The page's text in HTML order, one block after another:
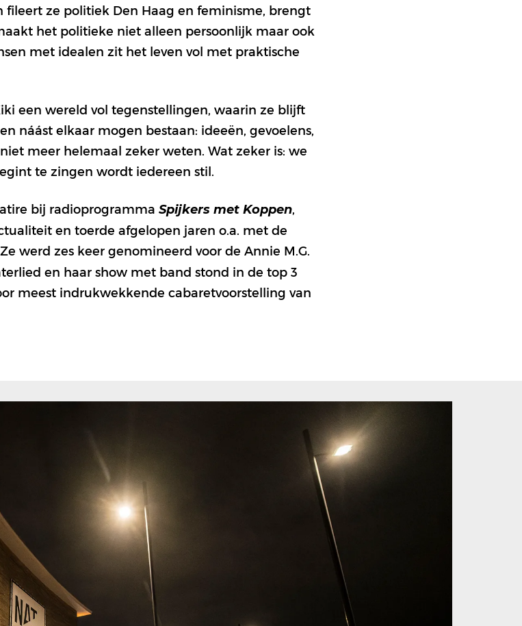
fileert ze politiek Den Haag en feminisme, brengt
het politieke niet alleen persoonlijk maar ook
met idealen zit het leven vol met praktische
een wereld vol tegenstellingen, waarin ze blijft
náást elkaar mogen bestaan: ideeën, gevoelens,
meer helemaal zeker weten. Wat zeker is: we
te zingen wordt iedereen stil.
bij radioprogramma Spijkers met Koppen,
en toerde afgelopen jaren o.a. met de
werd zes keer genomineerd voor de Annie M.G.
en haar show met band stond in de top 3
meest indrukwekkende cabaretvoorstelling van